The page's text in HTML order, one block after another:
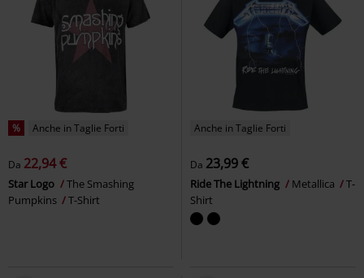
% Anche in Taglie Forti
Da 22,94 €
Star Logo
The Smashing
Pumpkins
T-Shirt
Anche in Taglie Forti
Da 23,99 €
Ride The Lightning Metallica
T-
Shirt